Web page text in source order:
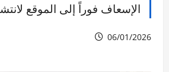
الإسعاف فوراً إلى الموقع
06/01/2026